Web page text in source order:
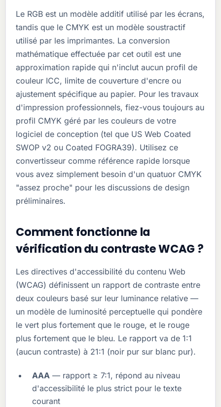
Le RGB est un modèle additif utilisé par les écrans,
tandis que le CMYK est un modèle soustractif
utilisé par les imprimantes. La conversion
mathématique effectuée par cet outil est une
approximation rapide qui n'inclut aucun profil de
couleur ICC, limite de couverture d'encre ou
ajustement spécifique au papier. Pour les travaux
d'impression professionnels, fiez-vous toujours au
profil CMYK géré par les couleurs de votre
logiciel de conception (tel que US Web Coated
SWOP v2 ou Coated FOGRA39). Utilisez ce
convertisseur comme référence rapide lorsque
vous avez simplement besoin d'un quatuor CMYK
"assez proche" pour les discussions de design
préliminaires.
Comment fonctionne la
vérification du contraste WCAG ?
Les directives d'accessibilité du contenu Web
(WCAG) définissent un rapport de contraste entre
deux couleurs basé sur leur luminance relative —
un modèle de luminosité perceptuelle qui pondère
le vert plus fortement que le rouge, et le rouge
plus fortement que le bleu. Le rapport va de 1:1
(aucun contraste) à 21:1 (noir pur sur blanc pur).
AAA— rapport ≥ 7:1, répond au niveau
d'accessibilité le plus strict pour le texte
courant